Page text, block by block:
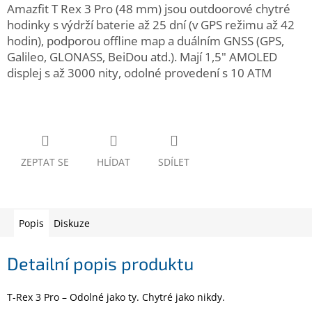
www.inpraise.cz
Gaming
sport
zahrada
Velké
spotřebiče
Amazfit T Rex 3 Pro (48 mm) jsou outdoorové chytré
hodinky s výdrží baterie až 25 dní (v GPS režimu až 42
hodin), podporou offline map a duálním GNSS (GPS,
Galileo, GLONASS, BeiDou atd.). Mají 1,5" AMOLED
displej s až 3000 nity, odolné provedení s 10 ATM
ZEPTAT SE HLÍDAT SDÍLET
Popis Diskuze
Detailní popis produktu
T-Rex 3 Pro – Odolné jako ty. Chytré jako nikdy.